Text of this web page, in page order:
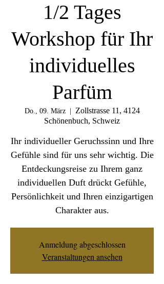
1/2 Tages
Workshop für Ihr
individuelles
Parfüm
Do., 09. März
  |
Zollstrasse 11, 4124
Schönenbuch, Schweiz
Ihr individueller Geruchssinn und Ihre
Gefühle sind für uns sehr wichtig. Die
Entdeckungsreise zu Ihrem ganz
individuellen Duft drückt Gefühle,
Persönlichkeit und Ihren einzigartigen
Charakter aus.
Anmeldung abgeschlossen
Veranstaltungen ansehen